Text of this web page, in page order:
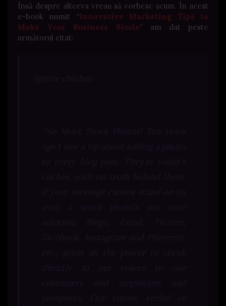
Însă despre altceva vreau să vorbesc acum. În acest
e-book numit “Innovative Marketing Tips to
Make Your Business Sizzle” am dat peste
următorul citat: